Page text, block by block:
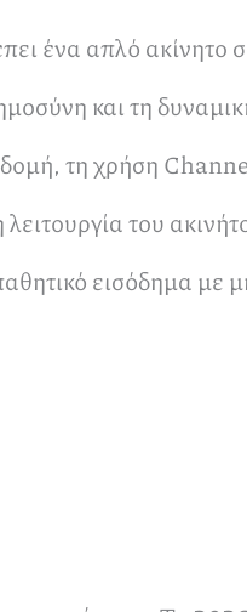
ένα απλό
και τη
τη χρήση
του
εισόδημα με